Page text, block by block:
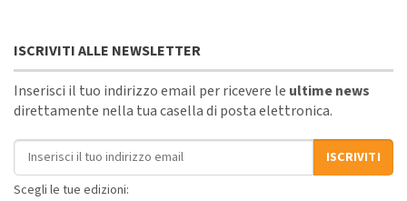
ISCRIVITI ALLE NEWSLETTER
Inserisci il tuo indirizzo email per ricevere le ultime news
direttamente nella tua casella di posta elettronica.
Indirizzo email
ISCRIVITI
Scegli le tue edizioni: